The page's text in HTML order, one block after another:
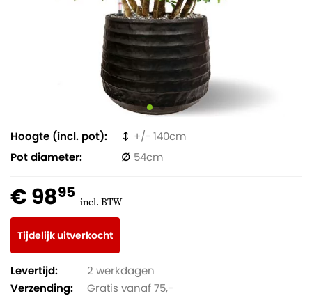
Hoogte (incl. pot)
140
Pot diameter
54
Tijdelijk uitverkocht
€ 9895 incl. BTW
Levertijd:
2 werkdagen
Verzending:
Gratis vanaf 75,-